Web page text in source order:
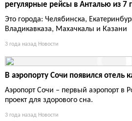
регулярные рейсы в Анталью из 7
Это города: Челябинска,
Владикавказа, Махачкалы и Казани
3 года назад Новости
В аэропорту Сочи появился отель
Аэропорт Сочи – первый аэропорт в
проект для здорового сна.
3 года назад Новости